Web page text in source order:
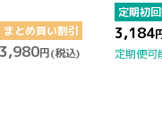
まとめ買い割引
円(税込)
定期初
3,184
定期便可